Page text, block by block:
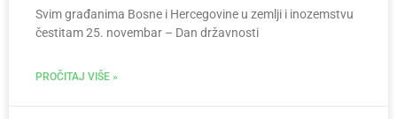
Svim građanima Bosne i Hercegovine u zemlji i inozemstvu
čestitam 25. novembar – Dan državnosti
PROČITAJ VIŠE »